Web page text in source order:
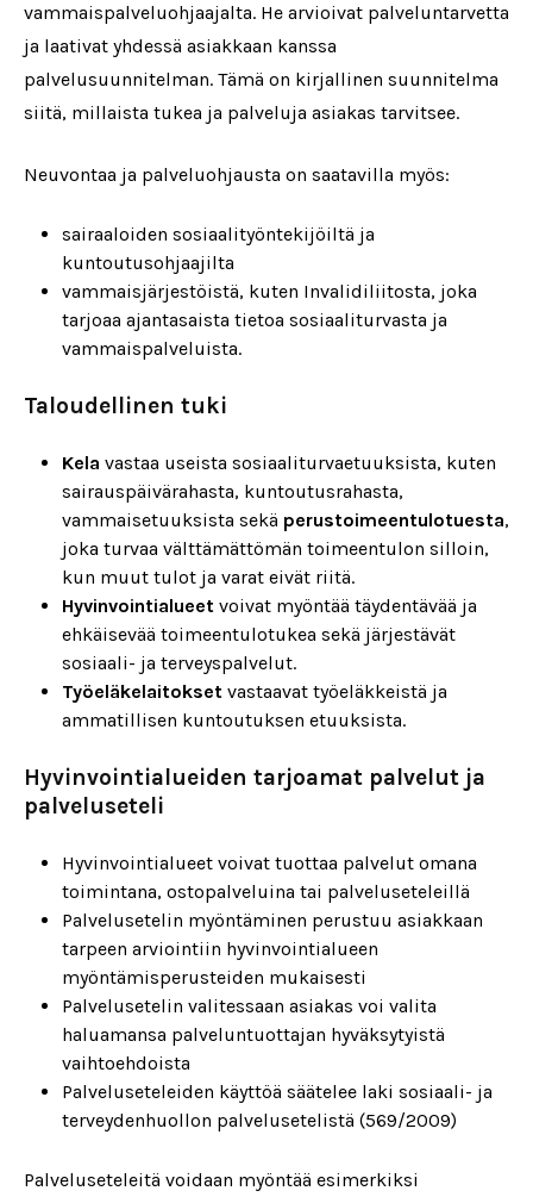
vammaispalveluohjaajalta. He arvioivat palveluntarvetta
ja laativat yhdessä asiakkaan kanssa
palvelusuunnitelman. Tämä on kirjallinen suunnitelma
siitä, millaista tukea ja palveluja asiakas tarvitsee.
Neuvontaa ja palveluohjausta on saatavilla myös:
sairaaloiden sosiaalityöntekijöiltä ja
kuntoutusohjaajilta
vammaisjärjestöistä, kuten Invalidiliitosta, joka
tarjoaa ajantasaista tietoa sosiaaliturvasta ja
vammaispalveluista.
Taloudellinen tuki
Kela vastaa useista sosiaaliturvaetuuksista, kuten
sairauspäivärahasta, kuntoutusrahasta,
vammaisetuuksista sekä perustoimeentulotuesta,
joka turvaa välttämättömän toimeentulon silloin,
kun muut tulot ja varat eivät riitä.
Hyvinvointialueet voivat myöntää täydentävää ja
ehkäisevää toimeentulotukea sekä järjestävät
sosiaali- ja terveyspalvelut.
Työeläkelaitokset vastaavat työeläkkeistä ja
ammatillisen kuntoutuksen etuuksista.
Hyvinvointialueiden tarjoamat palvelut ja
palveluseteli
Hyvinvointialueet voivat tuottaa palvelut omana
toimintana, ostopalveluina tai palveluseteleillä
Palvelusetelin myöntäminen perustuu asiakkaan
tarpeen arviointiin hyvinvointialueen
myöntämisperusteiden mukaisesti
Palvelusetelin valitessaan asiakas voi valita
haluamansa palveluntuottajan hyväksytyistä
vaihtoehdoista
Palveluseteleiden käyttöä säätelee laki sosiaali- ja
terveydenhuollon palvelusetelistä (569/2009)
Palveluseteleitä voidaan myöntää esimerkiksi